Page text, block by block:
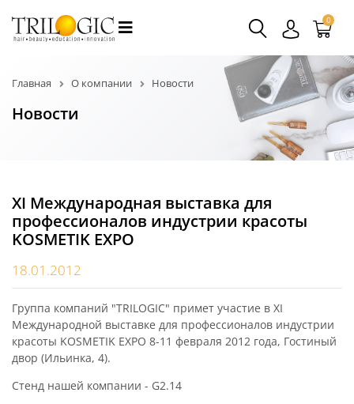
0
Главная О компании Новости
Новости
XI Международная выставка для
профессионалов индустрии красоты
KOSMETIK EXPO
18.01.2012
Группа компаний "TRILOGIC" примет участие в XI
Международной выставке для профессионалов индустрии
красоты KOSMETIK EXPO 8-11 февраля 2012 года, Гостиный
двор (Ильинка, 4).
Стенд нашей компании - G2.14